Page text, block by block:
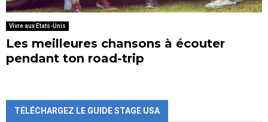
Vivre aux Etats-Unis
Les meilleures chansons à écouter
pendant ton road-trip
TÉLÉCHARGEZ LE GUIDE STAGE USA